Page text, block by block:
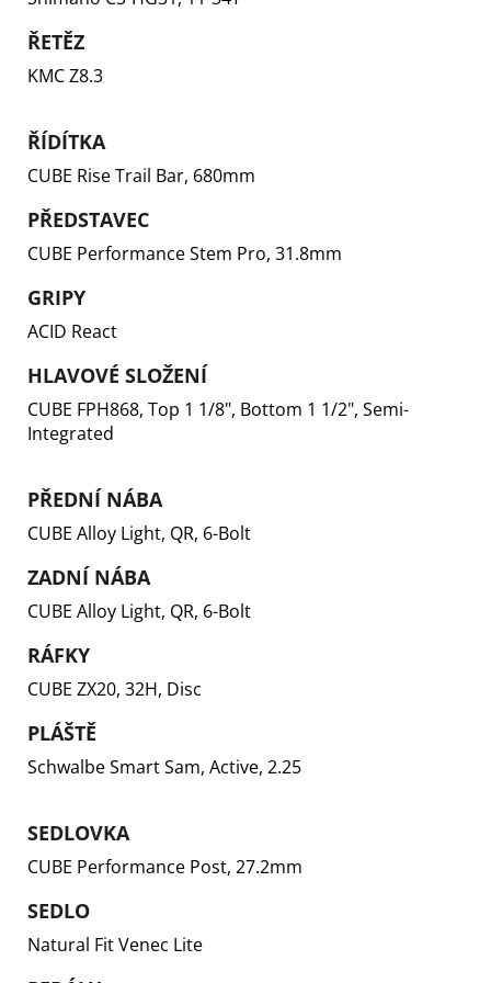
ŘETĚZ
KMC Z8.3
ŘÍDÍTKA
CUBE Rise Trail Bar, 680mm
PŘEDSTAVEC
CUBE Performance Stem Pro, 31.8mm
GRIPY
ACID React
HLAVOVÉ SLOŽENÍ
CUBE FPH868, Top 1 1/8", Bottom 1 1/2", Semi-
Integrated
PŘEDNÍ NÁBA
CUBE Alloy Light, QR, 6-Bolt
ZADNÍ NÁBA
CUBE Alloy Light, QR, 6-Bolt
RÁFKY
CUBE ZX20, 32H, Disc
PLÁŠTĚ
Schwalbe Smart Sam, Active, 2.25
SEDLOVKA
CUBE Performance Post, 27.2mm
SEDLO
Natural Fit Venec Lite